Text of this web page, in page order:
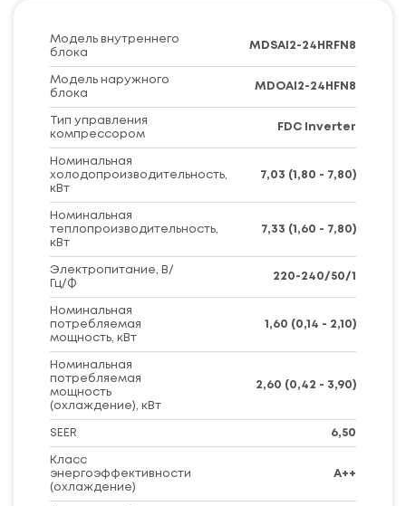
Модель внутреннего
блока
MDSAI2-24HRFN8
Модель наружного
блока
MDOAI2-24HFN8
Тип управления
компрессором
FDC Inverter
Номинальная
холодопроизводительность,
кВт
7,03 (1,80 - 7,80)
Номинальная
теплопроизводительность,
кВт
7,33 (1,60 - 7,80)
Электропитание, В/
Гц/Ф
220-240/50/1
Номинальная
потребляемая
мощность, кВт
1,60 (0,14 - 2,10)
Номинальная
потребляемая
мощность
(охлаждение), кВт
2,60 (0,42 - 3,90)
SEER 6,50
Класс
энергоэффективности
(охлаждение)
А++